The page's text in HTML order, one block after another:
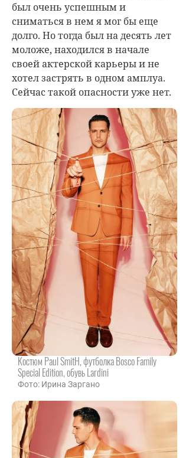
был очень успешным и
сниматься в нем я мог бы еще
долго. Но тогда был на десять лет
моложе, находился в начале
своей актерской карьеры и не
хотел застрять в одном амплуа.
Сейчас такой опасности уже нет.
Костюм Paul SmitH, футболка Bosco Family
Special Edition, обувь Lardini
Фото: Ирина Заргано